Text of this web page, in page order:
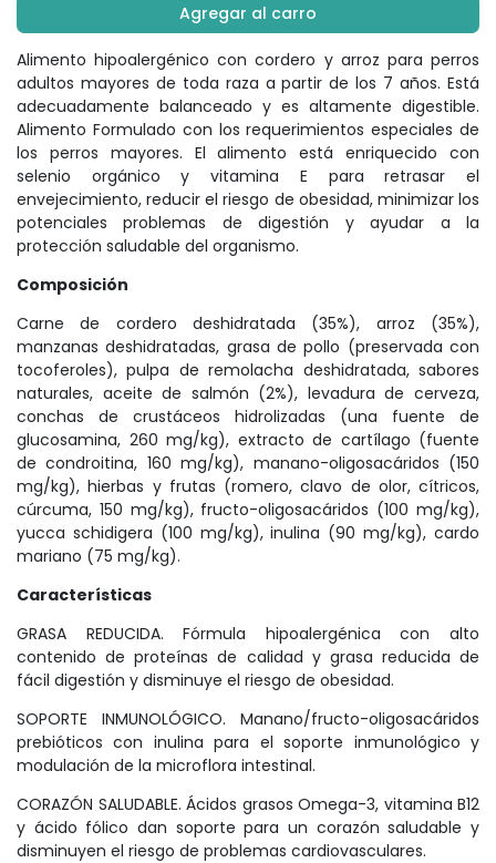
Agregar al carro
Alimento hipoalergénico con cordero y arroz para perros
adultos mayores de toda raza a partir de los 7 años. Está
adecuadamente balanceado y es altamente digestible.
Alimento Formulado con los requerimientos especiales de
los perros mayores. El alimento está enriquecido con
selenio orgánico y vitamina E para retrasar el
envejecimiento, reducir el riesgo de obesidad, minimizar los
potenciales problemas de digestión y ayudar a la
protección saludable del organismo.
Composición
Carne de cordero deshidratada (35%), arroz (35%),
manzanas deshidratadas, grasa de pollo (preservada con
tocoferoles), pulpa de remolacha deshidratada, sabores
naturales, aceite de salmón (2%), levadura de cerveza,
conchas de crustáceos hidrolizadas (una fuente de
glucosamina, 260 mg/kg), extracto de cartílago (fuente
de condroitina, 160 mg/kg), manano-oligosacáridos (150
mg/kg), hierbas y frutas (romero, clavo de olor, cítricos,
cúrcuma, 150 mg/kg), fructo-oligosacáridos (100 mg/kg),
yucca schidigera (100 mg/kg), inulina (90 mg/kg), cardo
mariano (75 mg/kg).
Características
GRASA REDUCIDA. Fórmula hipoalergénica con alto
contenido de proteínas de calidad y grasa reducida de
fácil digestión y disminuye el riesgo de obesidad.
SOPORTE INMUNOLÓGICO. Manano/fructo-oligosacáridos
prebióticos con inulina para el soporte inmunológico y
modulación de la microflora intestinal.
CORAZÓN SALUDABLE. Ácidos grasos Omega-3, vitamina B12
y ácido fólico dan soporte para un corazón saludable y
disminuyen el riesgo de problemas cardiovasculares.